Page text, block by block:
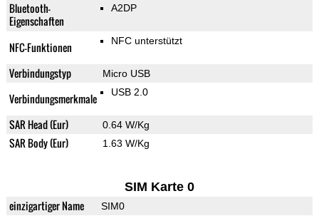
Bluetooth-
Eigenschaften
A2DP
NFC-Funktionen NFC unterstützt
Verbindungstyp Micro USB
Verbindungsmerkmale USB 2.0
SAR Head (Eur) 0.64 W/Kg
SAR Body (Eur) 1.63 W/Kg
SIM Karte 0
einzigartiger Name SIM0